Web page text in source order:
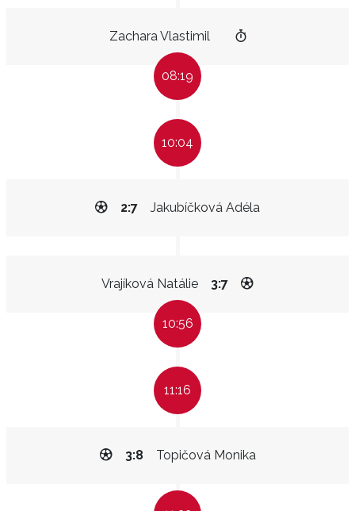
Zachara Vlastimil
08:19
10:04
Jakubíčková Adéla
2:7
Vrajíková Natálie 3:7
10:56
11:16
Topičová Monika
3:8